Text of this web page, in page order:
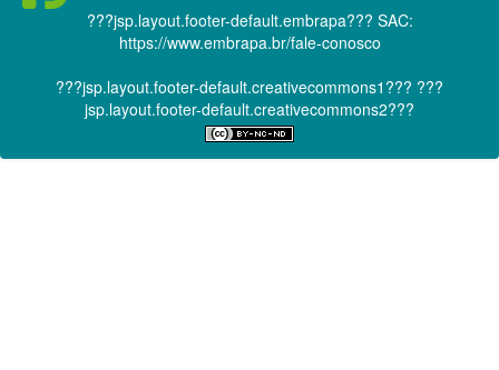
???jsp.layout.footer-default.embrapa??? SAC:
https://www.embrapa.br/fale-conosco
???jsp.layout.footer-default.creativecommons1??? ???
jsp.layout.footer-default.creativecommons2???